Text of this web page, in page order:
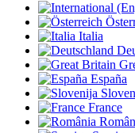
Italia
España
France